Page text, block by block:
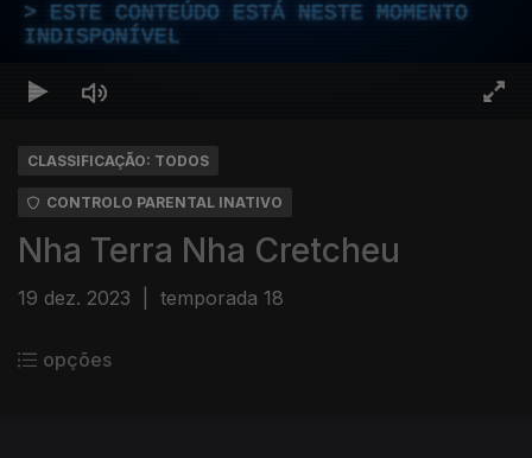
ESTE CONTEÚDO ESTÁ NESTE MOMENTO
INDISPONÍVEL
CLASSIFICAÇÃO: TODOS
CONTROLO PARENTAL INATIVO
Nha Terra Nha Cretcheu
19 dez. 2023 temporada 18
opções